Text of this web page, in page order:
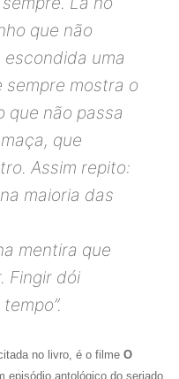
que não
uma
sempre mostra o
que não passa
que
Assim repito:
maioria das
mentira que
Fingir dói
tempo”.
no livro, é o filme O
episódio antológico do seriado